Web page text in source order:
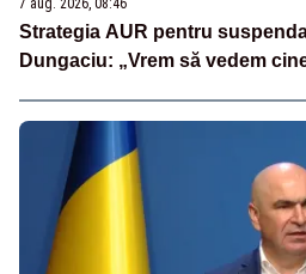
7 aug. 2026, 08:46
Strategia AUR pentru
Dungaciu: „Vrem să vedem